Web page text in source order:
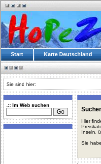
Start Karte Deutschland
Sie sind hier:
.:: Im Web suchen
Hier
Inseln,
Sie